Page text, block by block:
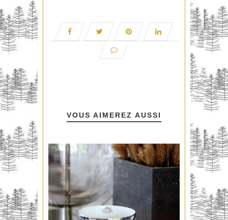
VOUS AIMEREZ AUSSI